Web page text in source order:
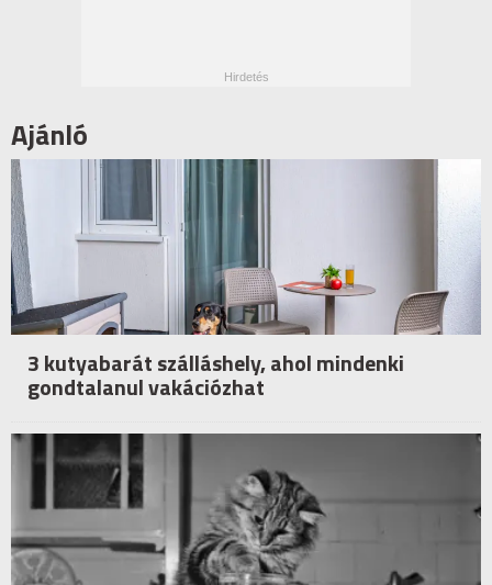
Ajánló
3 kutyabarát szálláshely, ahol mindenki
gondtalanul vakációzhat